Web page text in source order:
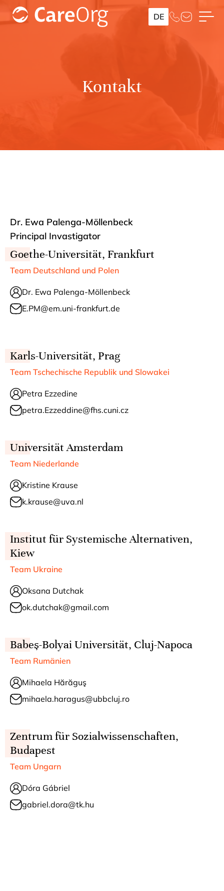
DE
Kontakt
Dr. Ewa Palenga-Möllenbeck
Principal Invastigator
Goethe-Universität, Frankfurt
Team Deutschland und Polen
Dr. Ewa Palenga-Möllenbeck
E.PM@em.uni-frankfurt.de
Karls-Universität, Prag
Team Tschechische Republik und Slowakei
Petra Ezzedine
petra.Ezzeddine@fhs.cuni.cz
Universität Amsterdam
Team Niederlande
Kristine Krause
k.krause@uva.nl
Institut für Systemische Alternativen,
Kiew
Team Ukraine
Oksana Dutchak
ok.dutchak@gmail.com
Babeș-Bolyai Universität, Cluj-Napoca
Team Rumänien
Mihaela Hărăguş
mihaela.haragus@ubbcluj.ro
Zentrum für Sozialwissenschaften,
Budapest
Team Ungarn
Dóra Gábriel
gabriel.dora@tk.hu